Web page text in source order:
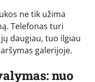
ne tik užima
Telefonas turi
daugiau, tuo ilgiau
galerijoje.
nuo